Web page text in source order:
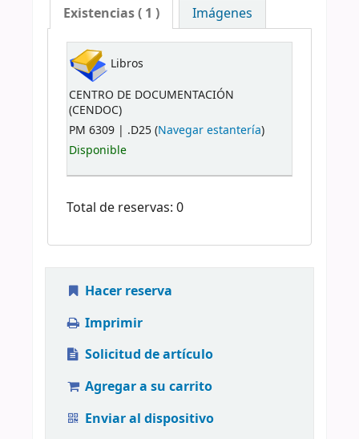
Existencias( 1 ) Imágenes
Libros
CENTRO DE DOCUMENTACIÓN
(CENDOC)
PM 6309 | .D25 (Navegar estantería)
Disponible
Total de reservas: 0
Hacer reserva
Imprimir
Solicitud de artículo
Agregar a su carrito
Enviar al dispositivo